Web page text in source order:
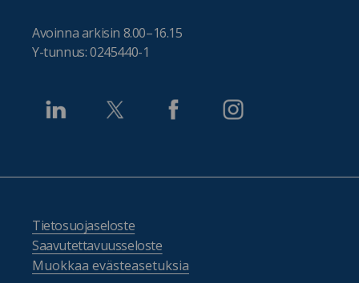
Avoinna arkisin 8.00–16.15
Y-tunnus: 0245440-1
Tietosuojaseloste
Saavutettavuusseloste
Muokkaa evästeasetuksia